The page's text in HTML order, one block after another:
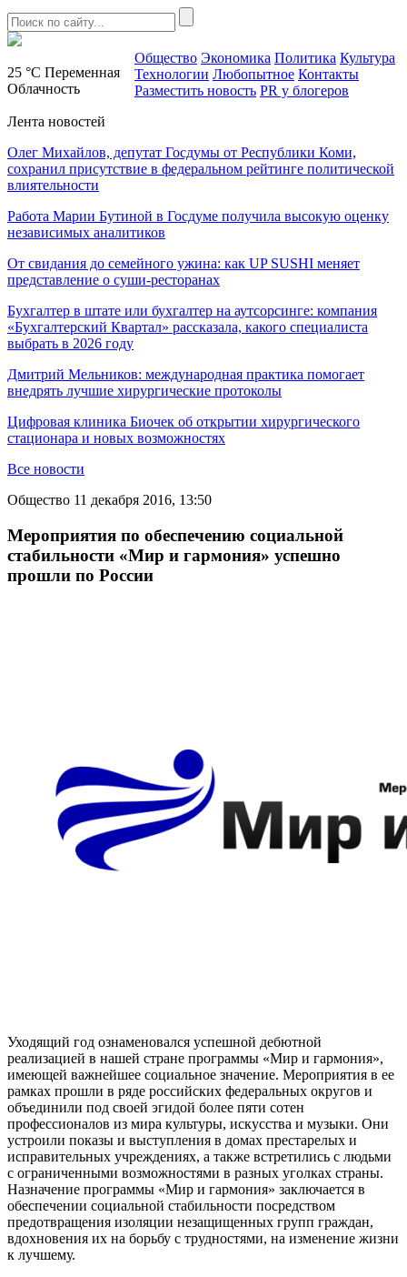
25 °C Переменная
Облачность
Общество Экономика Политика Культура
Технологии Любопытное Контакты
Разместить новость PR у блогеров
Лента новостей
Олег Михайлов, депутат Госдумы от Республики Коми,
сохранил присутствие в федеральном рейтинге политической
влиятельности
Работа Марии Бутиной в Госдуме получила высокую оценку
независимых аналитиков
От свидания до семейного ужина: как UP SUSHI меняет
представление о суши-ресторанах
Бухгалтер в штате или бухгалтер на аутсорсинге: компания
«Бухгалтерский Квартал» рассказала, какого специалиста
выбрать в 2026 году
Дмитрий Мельников: международная практика помогает
внедрять лучшие хирургические протоколы
Цифровая клиника Биочек об открытии хирургического
стационара и новых возможностях
Все новости
Общество 11 декабря 2016, 13:50
Мероприятия по обеспечению социальной
стабильности «Мир и гармония» успешно
прошли по России
Уходящий год ознаменовался успешной дебютной
реализацией в нашей стране программы «Мир и гармония»,
имеющей важнейшее социальное значение. Мероприятия в ее
рамках прошли в ряде российских федеральных округов и
объединили под своей эгидой более пяти сотен
профессионалов из мира культуры, искусства и музыки. Они
устроили показы и выступления в домах престарелых и
исправительных учреждениях, а также встретились с людьми
с ограниченными возможностями в разных уголках страны.
Назначение программы «Мир и гармония» заключается в
обеспечении социальной стабильности посредством
предотвращения изоляции незащищенных групп граждан,
вдохновения их на борьбу с трудностями, на изменение жизни
к лучшему.